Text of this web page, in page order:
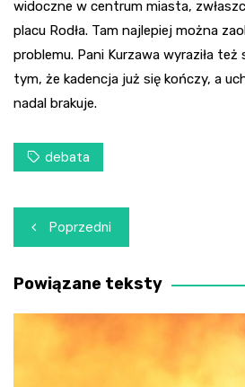
widoczne w centrum miasta,
placu Rodła. Tam najlepiej można
problemu. Pani Kurzawa wyraziła
tym, że kadencja już się kończy, a
nadal brakuje.
debata
Nawigacja
wpisu
Poprzedni
Powiązane teksty